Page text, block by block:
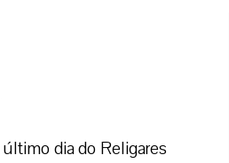
dia do Religares